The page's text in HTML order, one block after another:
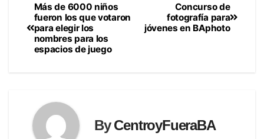
Navegación
de
entradas
Concurso de
fotografía para
jóvenes en BAphoto
Más de 6000 niños
fueron los que votaron
para elegir los
nombres para los
espacios de juego
ByCentroyFueraBA